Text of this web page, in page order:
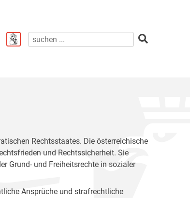
Rechtsstaates. Die österreichische
und Rechtssicherheit. Sie
Grund- und Freiheitsrechte in sozialer
Ansprüche und strafrechtliche